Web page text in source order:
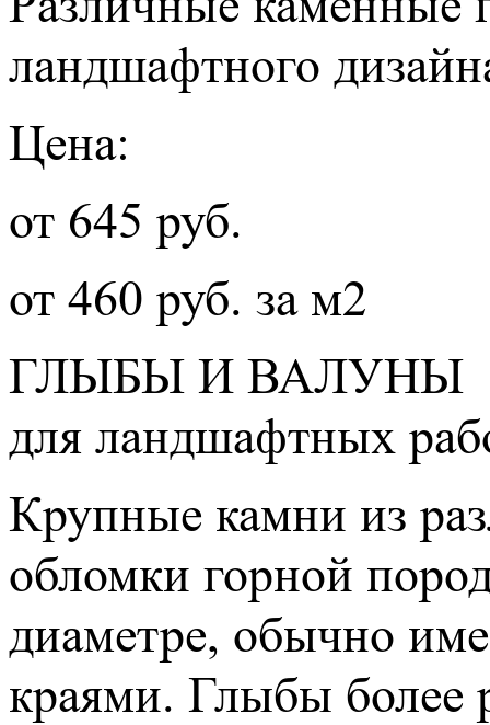
ландшафтного
Цена:
от 645 руб.
от 460 руб. за м2
ГЛЫБЫ И ВАЛУНЫ
для ландшафтных
Крупные камни из
обломки горной
диаметре, обычно
краями. Глыбы более